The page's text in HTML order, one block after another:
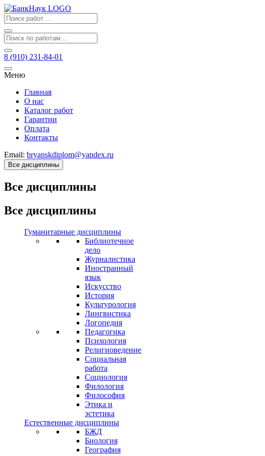
8 (910) 231-84-01
Меню
Главная
О нас
Каталог работ
Гарантии
Оплата
Контакты
Email: bryanskdiplom@yandex.ru
Все дисциплины
Все дисциплины
Все дисциплины
Гуманитарные дисциплины
Библиотечное
дело
Журналистика
Иностранный
язык
Искусство
История
Культурология
Лингвистика
Логопедия
Педагогика
Психология
Религиоведение
Социальная
работа
Социология
Филология
Философия
Этика и
эстетика
Естественные дисциплины
БЖД
Биология
География